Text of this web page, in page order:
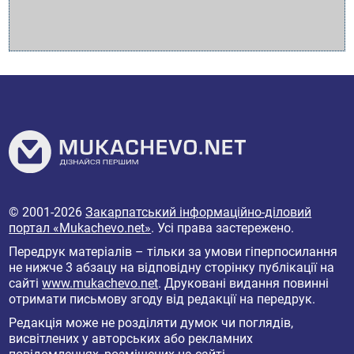
© 2001-2026Закарпатський інформаційно-діловий
портал «Mukachevo.net». Усі права застережено.
Передрук матеріалів – тільки за умови гіперпосилання
не нижче 3 абзацу на відповідну сторінку публікації на
сайтіwww.mukachevo.net. Друковані видання повинні
отримати письмову згоду від редакції на передрук.
Редакція може не розділяти думок чи поглядів,
висвітлених у авторських або рекламних